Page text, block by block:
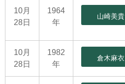
10月
28日
1964
年
山崎美貴
10月
28日
1982
年
倉木麻衣